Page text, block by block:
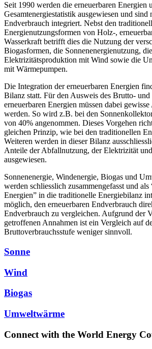
Seit 1990 werden die erneuerbaren Energien
Gesamtenergiestatistik ausgewiesen und sind
Endverbrauch integriert. Nebst den
Energienutzungsformen von Holz-,
Wasserkraft betrifft dies die Nutzung der
Biogasformen, die Sonnenenergienutzung, die
Elektrizitätsproduktion mit Wind sowie die
mit Wärmepumpen.
Die Integration der erneuerbaren Energien
Bilanz statt. Für den Ausweis des Brutto-
erneuerbaren Energien müssen dabei
werden. So wird z.B. bei den
von 40% angenommen. Dieses Vorgehen
gleichen Prinzip, wie bei den traditionellen
Weiteren werden in dieser Bilanz
Anteile der Abfallnutzung, der Elektrizität
ausgewiesen.
Sonnenenergie, Windenergie, Biogas und
werden schliesslich zusammengefasst und als
Energien” in die traditionelle Energiebilanz
möglich, den erneuerbaren Endverbrauch
Endverbrauch zu vergleichen. Aufgrund der
getroffenen Annahmen ist ein Vergleich auf
Bruttoverbrauchsstufe weniger sinnvoll.
Sonne
Wind
Biogas
Umweltwärme
Connect with the World Energy